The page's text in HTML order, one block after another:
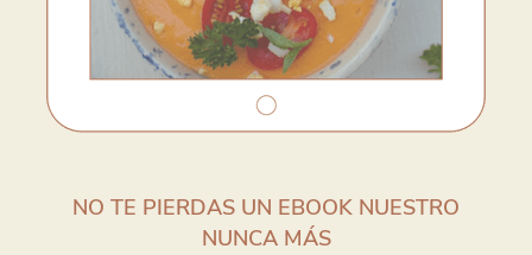
NO TE PIERDAS UN EBOOK NUESTRO
NUNCA MÁS